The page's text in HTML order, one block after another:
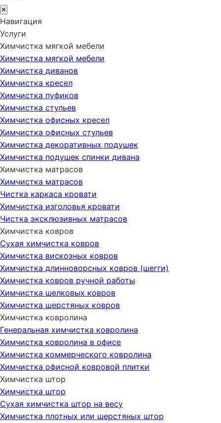
✕
Навигация
Услуги
Химчистка мягкой мебели
Химчистка мягкой мебели
Химчистка диванов
Химчистка кресел
Химчистка пуфиков
Химчистка стульев
Химчистка офисных кресел
Химчистка офисных стульев
Химчистка декоративных подушек
Химчистка подушек спинки дивана
Химчистка матрасов
Химчистка матрасов
Чистка каркаса кровати
Химчистка изголовья кровати
Чистка эксклюзивных матрасов
Химчистка ковров
Сухая химчистка ковров
Химчистка вискозных ковров
Химчистка длинноворсных ковров (шегги)
Химчистка ковров ручной работы
Химчистка шелковых ковров
Химчистка шерстяных ковров
Химчистка ковролина
Генеральная химчистка ковролина
Химчистка ковролина в офисе
Химчистка коммерческого ковролина
Химчистка офисной ковровой плитки
Химчистка штор
Химчистка штор
Сухая химчистка штор на весу
Химчистка плотных или шерстяных штор